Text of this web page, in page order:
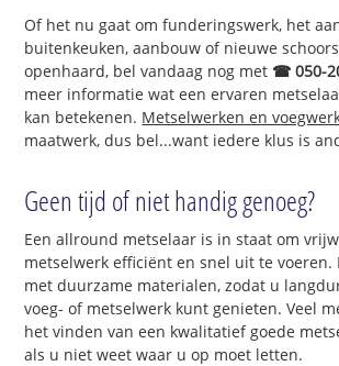
Of het nu gaat om funderingswerk, het
buitenkeuken, aanbouw of nieuwe
openhaard, bel vandaag nog met ☎ 050-
meer informatie wat een ervaren
kan betekenen. Metselwerken en
maatwerk, dus bel...want iedere klus is
Geen tijd of niet handig genoeg?
Een allround metselaar is in staat om
metselwerk efficiënt en snel uit te voeren.
met duurzame materialen, zodat u
voeg- of metselwerk kunt genieten. Veel
het vinden van een kwalitatief goede
als u niet weet waar u op moet letten.